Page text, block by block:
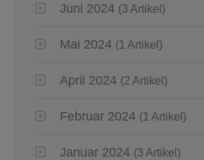
Juni 2024 (3 Artikel)
Mai 2024 (1 Artikel)
April 2024 (2 Artikel)
Februar 2024 (1 Artikel)
Januar 2024 (3 Artikel)